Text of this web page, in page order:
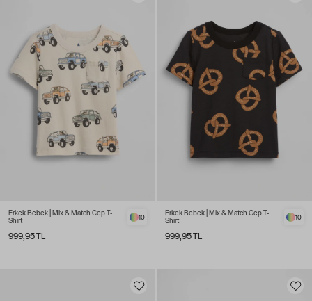
Erkek Bebek | Mix & Match Cep T-
Shirt
999,95 TL
10
Erkek Bebek | Mix & Match Cep T-
Shirt
999,95 TL
10